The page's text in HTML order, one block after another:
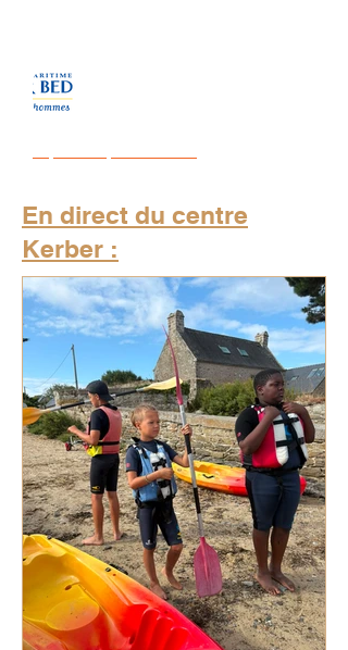
En direct du centre
Kerber :